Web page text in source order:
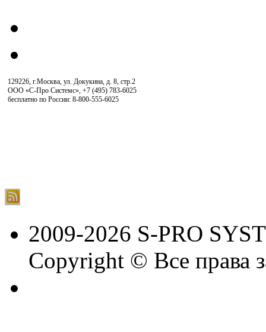
129226, г.Москва, ул. Докукина, д. 8, стр.2
ООО «С-Про Системс», +7 (495) 783-6025
бесплатно по России: 8-800-555-6025
2009-2026 S-PRO
Copyright © Все права